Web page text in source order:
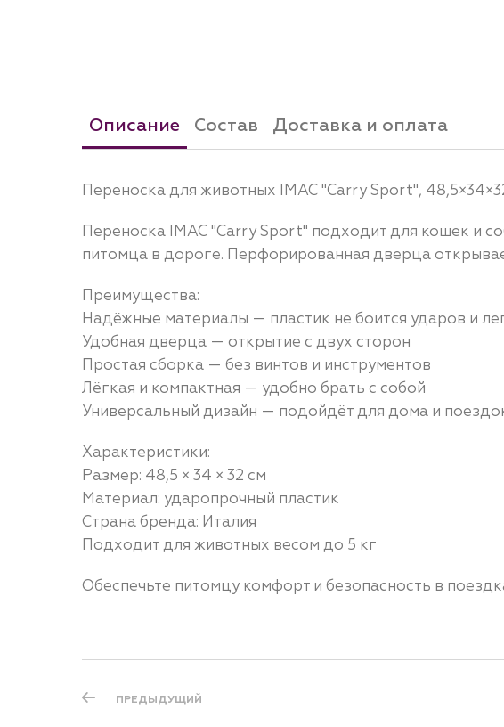
Описание Состав Доставка и оплата
Переноска для животных IMAC "Carry Sport",
Переноска IMAC "Carry Sport" подходит для кошек и
питомца в дороге. Перфорированная дверца
Преимущества:
Надёжные материалы — пластик не боится ударов и
Удобная дверца — открытие с двух сторон
Простая сборка — без винтов и инструментов
Лёгкая и компактная — удобно брать с собой
Универсальный дизайн — подойдёт для дома и
Характеристики:
Размер: 48,5 × 34 × 32 см
Материал: ударопрочный пластик
Страна бренда: Италия
Подходит для животных весом до 5 кг
Обеспечьте питомцу комфорт и безопасность в
ПРЕДЫДУЩИЙ